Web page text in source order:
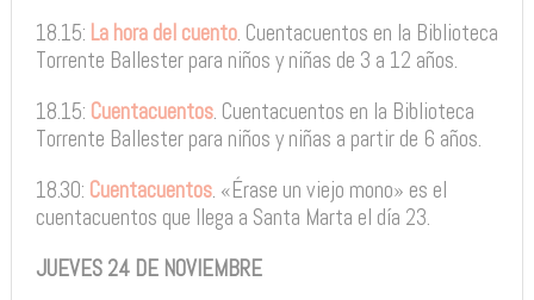
18.15: La hora del cuento. Cuentacuentos en la Biblioteca
Torrente Ballester para niños y niñas de 3 a 12 años.
18.15: Cuentacuentos. Cuentacuentos en la Biblioteca
Torrente Ballester para niños y niñas a partir de 6 años.
18.30: Cuentacuentos. «Érase un viejo mono» es el
cuentacuentos que llega a Santa Marta el día 23.
JUEVES 24 DE NOVIEMBRE